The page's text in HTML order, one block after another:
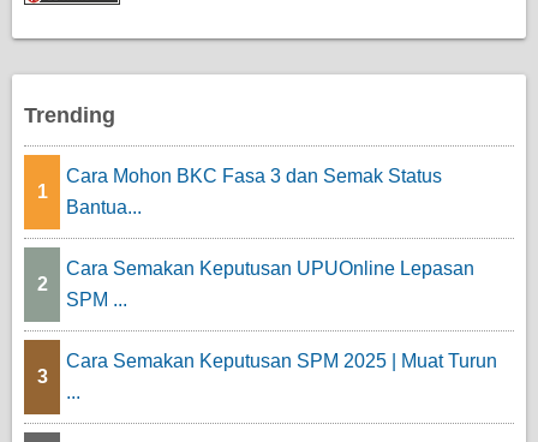
Trending
1
Cara Mohon BKC Fasa 3 dan Semak Status
Bantua...
2
Cara Semakan Keputusan UPUOnline Lepasan
SPM ...
3
Cara Semakan Keputusan SPM 2025 | Muat Turun
...